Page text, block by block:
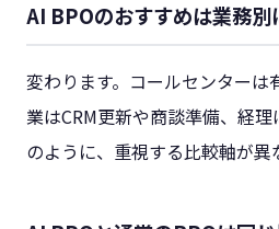
AI BPOのおすすめは業務別
変わります。コールセンターは
業はCRM更新や商談準備、経
のように、重視する比較軸が異